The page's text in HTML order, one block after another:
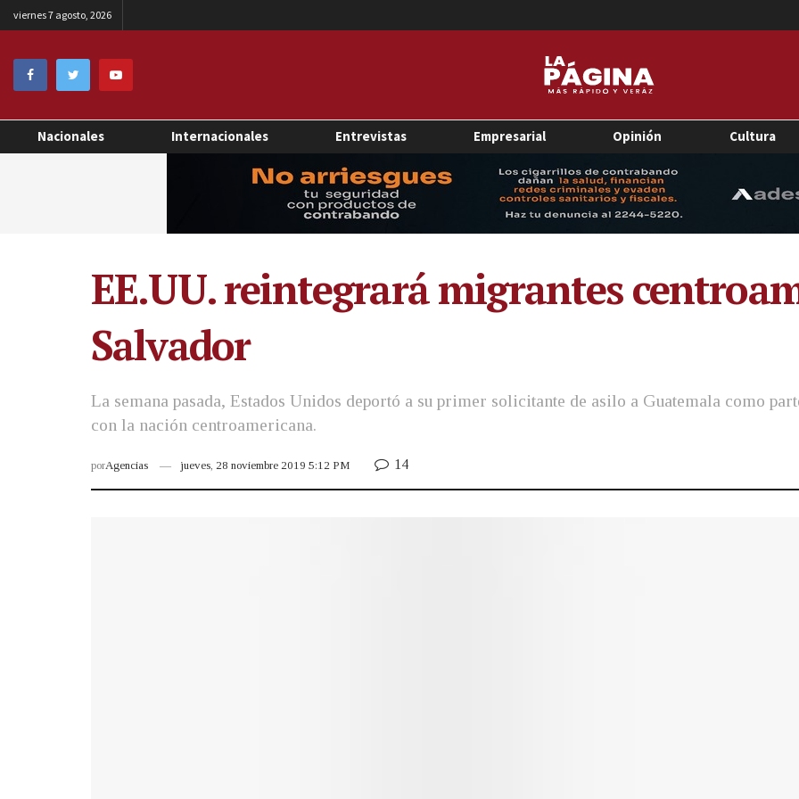
viernes 7 agosto, 2026
Nacionales Internacionales Entrevistas Empresarial Opinión Cultura
EE.UU. reintegrará migrantes
Salvador
La semana pasada, Estados Unidos deportó a su primer solicitante de asilo a Guatemala como
con la nación centroamericana.
porAgencias jueves, 28 noviembre 2019 5:12 PM 14